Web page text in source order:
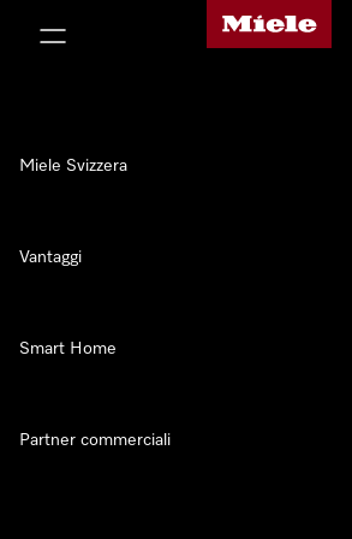
Homepage di Miele
Miele Svizzera
Vantaggi
Smart Home
Partner commerciali